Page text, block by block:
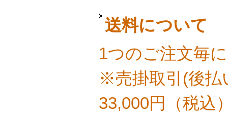
送料について
1つのご注文毎に
※売掛取引(後払
33,000円（税込